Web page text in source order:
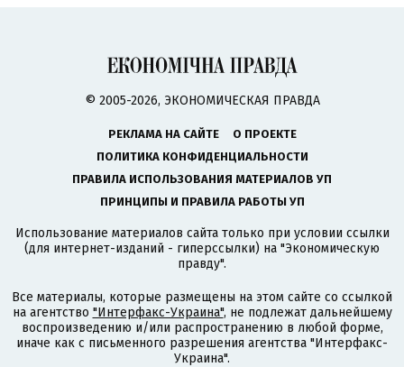
© 2005-2026, ЭКОНОМИЧЕСКАЯ ПРАВДА
РЕКЛАМА НА САЙТЕ
О ПРОЕКТЕ
ПОЛИТИКА КОНФИДЕНЦИАЛЬНОСТИ
ПРАВИЛА ИСПОЛЬЗОВАНИЯ МАТЕРИАЛОВ УП
ПРИНЦИПЫ И ПРАВИЛА РАБОТЫ УП
Использование материалов сайта только при условии ссылки
(для интернет-изданий - гиперссылки) на "Экономическую
правду".
Все материалы, которые размещены на этом сайте со ссылкой
на агентство "Интерфакс-Украина", не подлежат дальнейшему
воспроизведению и/или распространению в любой форме,
иначе как с письменного разрешения агентства "Интерфакс-
Украина".